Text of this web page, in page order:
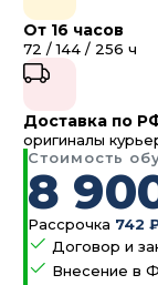
От 16 часов
72 / 144 / 256 ч
Доставка по
оригиналы
Стоимость
8
Рассрочка 742
Договор и
Внесение в